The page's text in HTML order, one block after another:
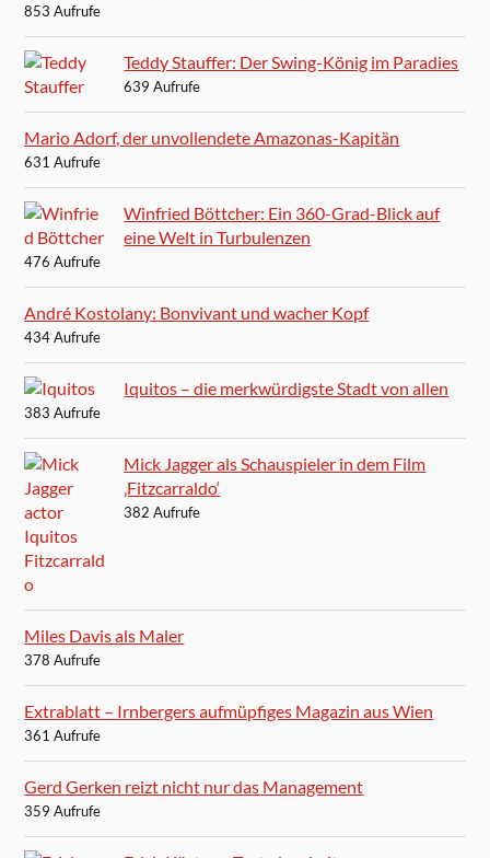
853 Aufrufe
Teddy Stauffer: Der Swing-König im Paradies
639 Aufrufe
Mario Adorf, der unvollendete Amazonas-Kapitän
631 Aufrufe
Winfried Böttcher: Ein 360-Grad-Blick auf
eine Welt in Turbulenzen
476 Aufrufe
André Kostolany: Bonvivant und wacher Kopf
434 Aufrufe
Iquitos – die merkwürdigste Stadt von allen
383 Aufrufe
Mick Jagger als Schauspieler in dem Film
‚Fitzcarraldo‘
382 Aufrufe
Miles Davis als Maler
378 Aufrufe
Extrablatt – Irnbergers aufmüpfiges Magazin aus Wien
361 Aufrufe
Gerd Gerken reizt nicht nur das Management
359 Aufrufe